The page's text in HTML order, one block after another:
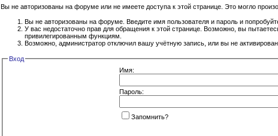
Вы не авторизованы на форуме или не имеете доступа к этой странице. Это могло
Вы не авторизованы на форуме. Введите имя пользователя и пароль и
У вас недостаточно прав для обращения к этой странице. Возможно, вы
привилегированным функциям.
Возможно, администратор отключил вашу учётную запись, или вы не
Вход
Имя:
Пароль:
Запомнить?